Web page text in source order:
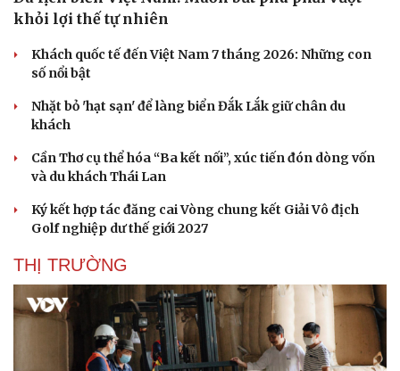
khỏi lợi thế tự nhiên
Khách quốc tế đến Việt Nam 7 tháng 2026: Những con
số nổi bật
Nhặt bỏ 'hạt sạn' để làng biển Đắk Lắk giữ chân du
khách
Cần Thơ cụ thể hóa “Ba kết nối”, xúc tiến đón dòng vốn
và du khách Thái Lan
Ký kết hợp tác đăng cai Vòng chung kết Giải Vô địch
Golf nghiệp dư thế giới 2027
THỊ TRƯỜNG